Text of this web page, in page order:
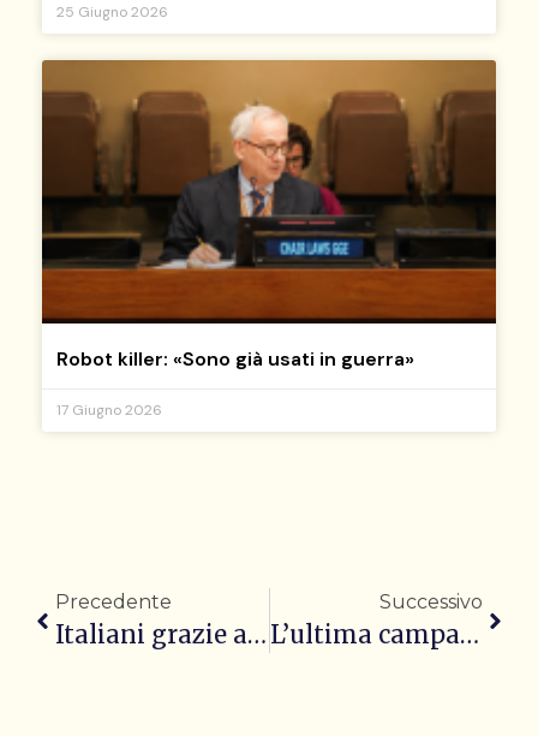
25 Giugno 2026
Robot killer: «Sono già usati in guerra»
17 Giugno 2026
Precedente
Italiani grazie al cricket: «Con lo sport mi sono ambientato»
Successivo
L’ultima campanella prima del fronte